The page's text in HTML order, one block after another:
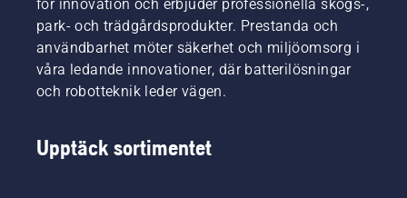
för innovation och erbjuder professionella skogs-,
park- och trädgårdsprodukter. Prestanda och
användbarhet möter säkerhet och miljöomsorg i
våra ledande innovationer, där batterilösningar
och robotteknik leder vägen.
Upptäck sortimentet